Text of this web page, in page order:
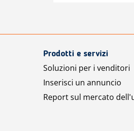
Prodotti e servizi
Soluzioni per i venditori
Inserisci un annuncio
Report sul mercato